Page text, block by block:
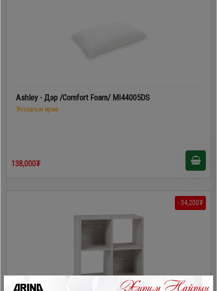
Ashley - Дэр /Comfort Foam/ MI44005DS
Унтлагын өрөө
138,000₮
- 34,200₮